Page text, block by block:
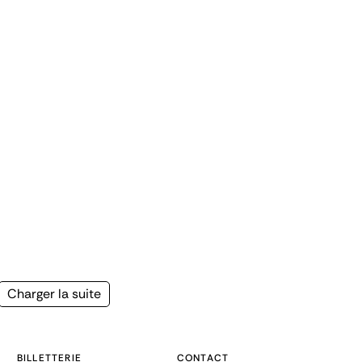
Page
Charger la suite
BILLETTERIE CONTACT